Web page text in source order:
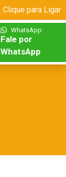
Clique para Ligar
WhatsApp:
Fale por
WhatsApp